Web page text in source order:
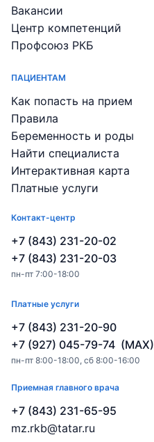
Вакансии
Центр компетенций
Профсоюз РКБ
ПАЦИЕНТАМ
Как попасть на прием
Правила
Беременность и роды
Найти специалиста
Интерактивная карта
Платные услуги
Контакт-центр
+7 (843) 231-20-02
+7 (843) 231-20-03
пн-пт 7:00-18:00
Платные услуги
+7 (843) 231-20-90
+7 (927) 045-79-74 (MAX)
пн-пт 8:00-18:00, сб 8:00-16:00
Приемная главного врача
+7 (843) 231-65-95
mz.rkb@tatar.ru